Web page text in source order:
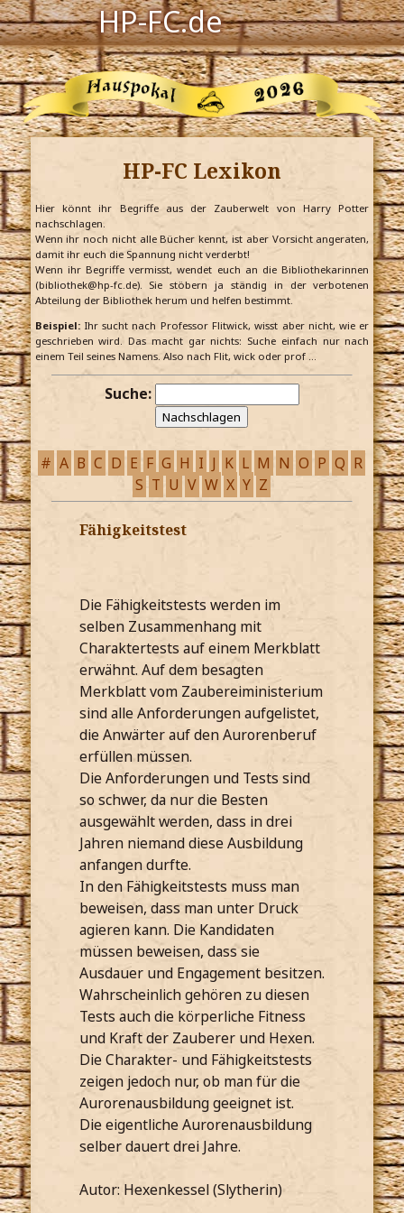
HP-FC.de
Navigation
Harry Potter
Der HP-FC
Hogwarts
Zauberwelt
Willkommen
Jetzt Fanclub-Mitglied werden!
HP-FC Lexikon
Hier könnt ihr Begriffe aus der Zauberwelt von Harry Potter
nachschlagen.
Wenn ihr noch nicht alle Bücher kennt, ist aber Vorsicht angeraten,
damit ihr euch die Spannung nicht verderbt!
Wenn ihr Begriffe vermisst, wendet euch an die Bibliothekarinnen
(bibliothek@hp-fc.de). Sie stöbern ja ständig in der verbotenen
Abteilung der Bibliothek herum und helfen bestimmt.
Beispiel:Ihr sucht nach Professor Flitwick, wisst aber nicht, wie er
geschrieben wird. Das macht gar nichts: Suche einfach nur nach
einem Teil seines Namens. Also nach Flit, wick oder prof …
Suche:
# A B C D E F G H I J K L M N O P Q R
S T U V W X Y Z
Fähigkeitstest
Die Fähigkeitstests werden im
selben Zusammenhang mit
Charaktertests auf einem Merkblatt
erwähnt. Auf dem besagten
Merkblatt vom Zaubereiministerium
sind alle Anforderungen aufgelistet,
die Anwärter auf den Aurorenberuf
erfüllen müssen.
Die Anforderungen und Tests sind
so schwer, da nur die Besten
ausgewählt werden, dass in drei
Jahren niemand diese Ausbildung
anfangen durfte.
In den Fähigkeitstests muss man
beweisen, dass man unter Druck
agieren kann. Die Kandidaten
müssen beweisen, dass sie
Ausdauer und Engagement besitzen.
Wahrscheinlich gehören zu diesen
Tests auch die körperliche Fitness
und Kraft der Zauberer und Hexen.
Die Charakter- und Fähigkeitstests
zeigen jedoch nur, ob man für die
Aurorenausbildung geeignet ist.
Die eigentliche Aurorenausbildung
selber dauert drei Jahre.
Autor: Hexenkessel (Slytherin)